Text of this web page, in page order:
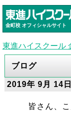
金町校 オフィシャルサイト
東進ハイスクール
ブログ
2019年 9月 14
皆さん、